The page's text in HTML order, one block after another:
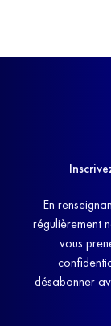
En
régulièrement
vous
désabonner